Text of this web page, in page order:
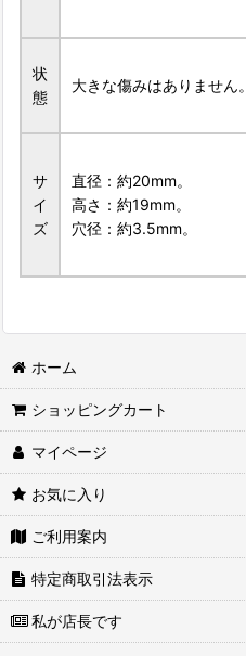
状
態
大きな傷みはありません。
サ
イ
ズ
直径：約20mm。
高さ：約19mm。
穴径：約3.5mm。
ホーム
ショッピングカート
マイページ
お気に入り
ご利用案内
特定商取引法表示
私が店長です